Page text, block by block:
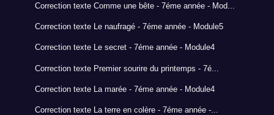
Correction texte Comme une bête - 7éme année - Mod...
Correction texte Le naufragé - 7éme année - Module5
Correction texte Le secret - 7éme année - Module4
Correction texte Premier sourire du printemps - 7é...
Correction texte La marée - 7éme année - Module4
Correction texte La terre en colère - 7éme année -...